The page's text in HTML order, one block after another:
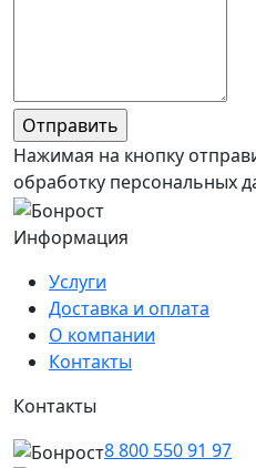
Нажимая на кнопку
обработку персональных
Информация
Услуги
Доставка и оплата
О компании
Контакты
Контакты
8 800 550 91 97